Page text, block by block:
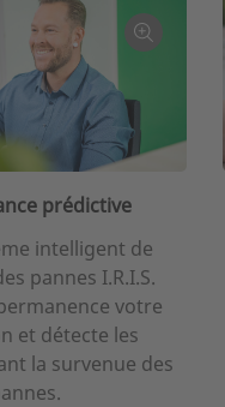
prédictive
intelligent de
pannes I.R.I.S.
votre
et détecte les
la survenue des